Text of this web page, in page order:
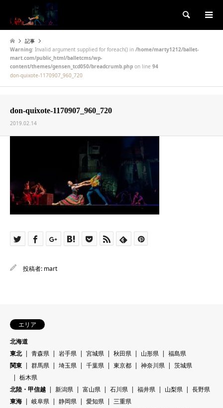
検索
記事
Warning: Invalid argument supplied for foreach() in /home/marty1212/ballet-
mart.com/public_html/balletcms/wp-
content/themes/gensen_tcd050/breadcrumb.php on line 94
don-quixote-1170907_960_720
don-quixote-1170907_960_720
2019.02.14
投稿者: mart
エリア
北海道
東北
青森県 岩手県 宮城県 秋田県 山形県
福島県
関東
群馬県 埼玉県 千葉県 東京都 神奈川県
茨城県
栃木県
北陸・甲信越
新潟県 富山県 石川県 福井県 山梨県
長野県
東海
岐阜県 静岡県 愛知県
三重県